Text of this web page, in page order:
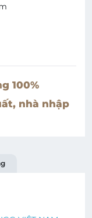
100%
nhà nhập